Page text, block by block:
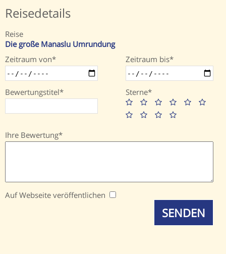
Reisedetails
Reise
Die große Manaslu Umrundung
Zeitraum von
Zeitraum bis
Bewertungstitel Sterne
Ihre Bewertung
Auf Webseite veröffentlichen